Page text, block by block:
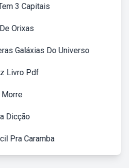
3 Capitais
Orixas
Galáxias Do Universo
Livro Pdf
Morre
Dicção
Pra Caramba